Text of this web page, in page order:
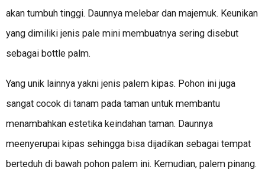
akan tumbuh tinggi. Daunnya melebar dan majemuk. Keunikan
yang dimiliki jenis pale mini membuatnya sering disebut
sebagai bottle palm.
Yang unik lainnya yakni jenis palem kipas. Pohon ini juga
sangat cocok di tanam pada taman untuk membantu
menambahkan estetika keindahan taman. Daunnya
meenyerupai kipas sehingga bisa dijadikan sebagai tempat
berteduh di bawah pohon palem ini. Kemudian, palem pinang.